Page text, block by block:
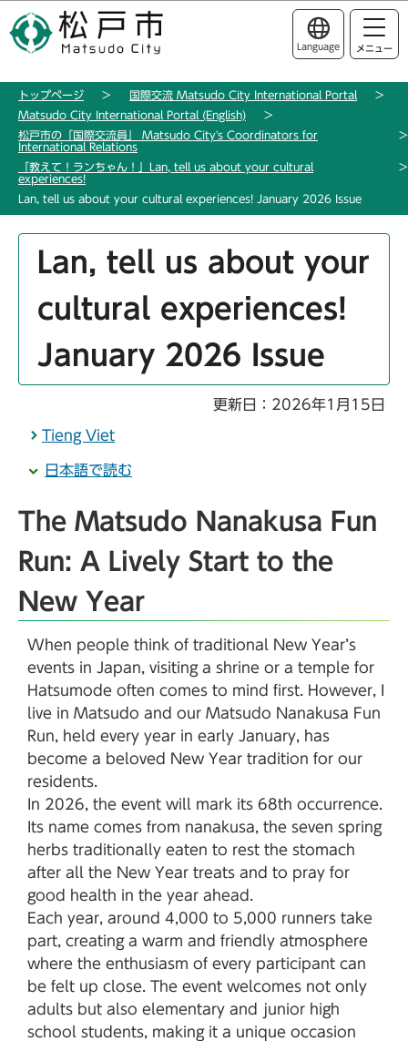
の
ー
す
このページの本文へ移動
Language メニュー
トップページ
国際交流 Matsudo City International Portal
Matsudo City International Portal (English)
松戸市の「国際交流員」 Matsudo City's Coordinators for
International Relations
「教えて！ランちゃん！」Lan, tell us about your cultural
experiences!
Lan, tell us about your cultural experiences! January 2026 Issue
Lan, tell us about your
cultural experiences!
January 2026 Issue
更新日：2026年1月15日
Tieng Viet
日本語で読む
The Matsudo Nanakusa Fun
Run: A Lively Start to the
New Year
When people think of traditional New Year’s
events in Japan, visiting a shrine or a temple for
Hatsumode often comes to mind first. However, I
live in Matsudo and our Matsudo Nanakusa Fun
Run, held every year in early January, has
become a beloved New Year tradition for our
residents.
In 2026, the event will mark its 68th occurrence.
Its name comes from nanakusa, the seven spring
herbs traditionally eaten to rest the stomach
after all the New Year treats and to pray for
good health in the year ahead.
Each year, around 4,000 to 5,000 runners take
part, creating a warm and friendly atmosphere
where the enthusiasm of every participant can
be felt up close. The event welcomes not only
adults but also elementary and junior high
school students, making it a unique occasion